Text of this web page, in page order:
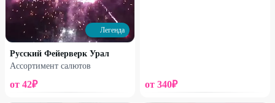
Набирает высоту
Французская роза в корзине
2170 2480
Легенда
Русский Фейерверк Урал
Ассортимент салютов
от 42₽ от 340₽